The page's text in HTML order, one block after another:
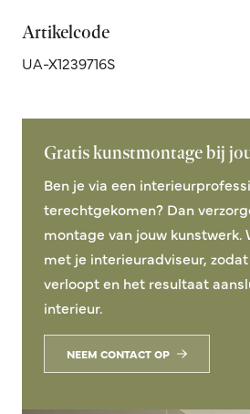
Artikelcode
UA-X1239716S
Gratis kunstmontage bij
Ben je via een
terechtgekomen? Dan
montage van jouw kunstwerk.
met je interieuradviseur,
verloopt en het resultaat
interieur.
NEEM CONTACT OP